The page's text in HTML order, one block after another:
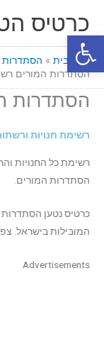
פתח סרגל נגישות
לתוכןכרטיס
דף הבית
הסתדרות
הסתדרות המורים
הסתדרות
רשימת חנויות
רשימת כל החנויות
הסתדרות המורים.
כרטיס נטען
המובילות בישראל.
Advertisements